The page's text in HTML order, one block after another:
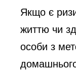
Якщо є
життю чи
особи з